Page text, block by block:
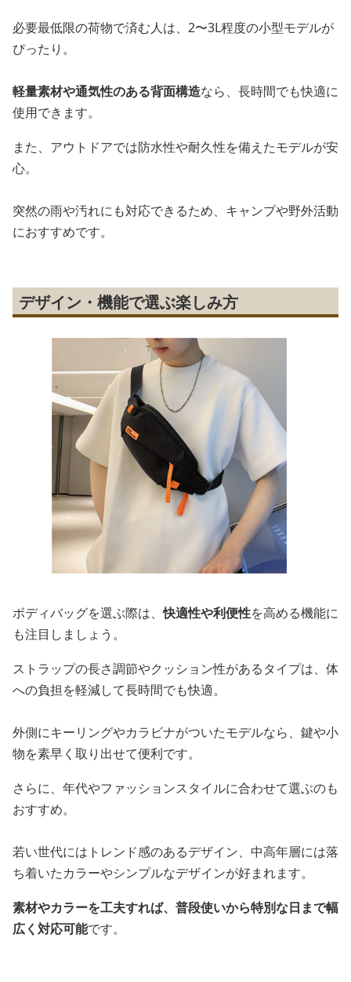
必要最低限の荷物で済む人は、2〜3L程度の小型モデルが
ぴったり。
軽量素材や通気性のある背面構造なら、長時間でも快適に
使用できます。
また、アウトドアでは防水性や耐久性を備えたモデルが安
心。
突然の雨や汚れにも対応できるため、キャンプや野外活動
におすすめです。
デザイン・機能で選ぶ楽しみ方
ボディバッグを選ぶ際は、快適性や利便性を高める機能に
も注目しましょう。
ストラップの長さ調節やクッション性があるタイプは、体
への負担を軽減して長時間でも快適。
外側にキーリングやカラビナがついたモデルなら、鍵や小
物を素早く取り出せて便利です。
さらに、年代やファッションスタイルに合わせて選ぶのも
おすすめ。
若い世代にはトレンド感のあるデザイン、中高年層には落
ち着いたカラーやシンプルなデザインが好まれます。
素材やカラーを工夫すれば、普段使いから特別な日まで幅
広く対応可能です。